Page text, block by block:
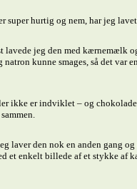
super hurtig og nem, har jeg
lavede jeg den med kærnemælk
kunne smages, så det var
ikke er indviklet – og
laver den nok en anden gang
et enkelt billede af et stykke af